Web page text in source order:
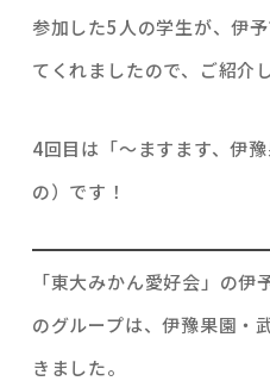
参加した5人の学生が、伊
てくれましたので、ご紹介
4回目は「～ますます、伊
の）です！
「東大みかん愛好会」の
のグループは、伊豫果園・
きました。